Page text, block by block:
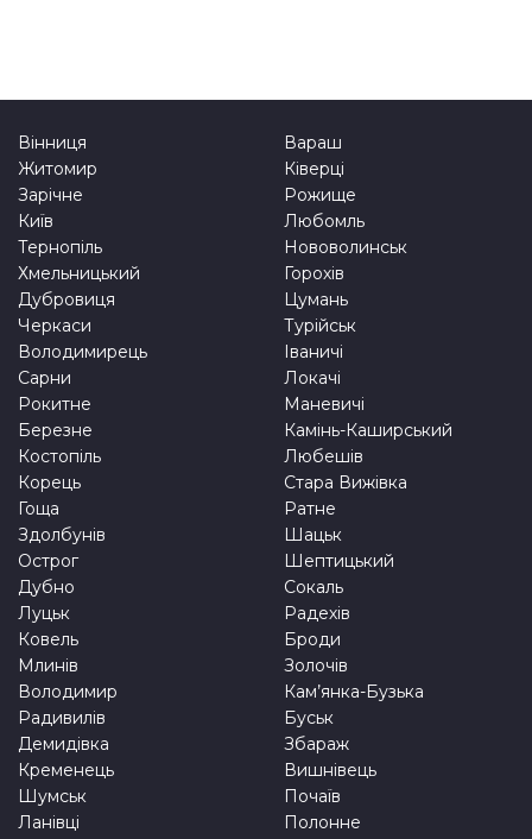
Вінниця
Житомир
Зарічне
Київ
Тернопіль
Хмельницький
Дубровиця
Черкаси
Володимирець
Сарни
Рокитне
Березне
Костопіль
Корець
Гоща
Здолбунів
Острог
Дубно
Луцьк
Ковель
Млинів
Володимир
Радивилів
Демидівка
Кременець
Шумськ
Ланівці
Вараш
Ківерці
Рожище
Любомль
Нововолинськ
Горохів
Цумань
Турійськ
Іваничі
Локачі
Маневичі
Камінь-Каширський
Любешів
Стара Вижівка
Ратне
Шацьк
Шептицький
Сокаль
Радехів
Броди
Золочів
Кам’янка-Бузька
Буськ
Збараж
Вишнівець
Почаїв
Полонне